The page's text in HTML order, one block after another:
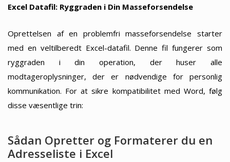
Excel Datafil: Ryggraden i Din Masseforsendelse
Oprettelsen af en problemfri masseforsendelse starter
med en veltilberedt Excel-datafil. Denne fil fungerer som
ryggraden i din operation, der huser alle
modtageroplysninger, der er nødvendige for personlig
kommunikation. For at sikre kompatibilitet med Word, følg
disse væsentlige trin:
Sådan Opretter og Formaterer du en
Adresseliste i Excel